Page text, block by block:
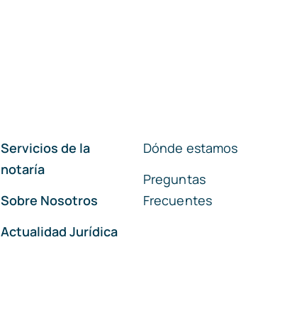
Servicios de la
notaría
Sobre Nosotros
Actualidad Jurídica
Dónde estamos
Preguntas
Frecuentes